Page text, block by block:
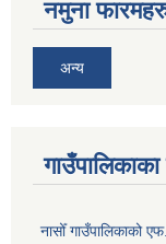
नमुना
अन्य
नासोँ गाउँपालिकाको